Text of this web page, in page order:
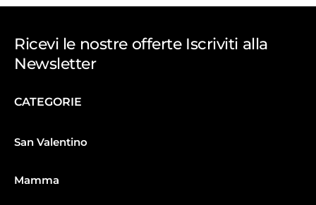
Ricevi le nostre offerte Iscriviti alla
Newsletter
CATEGORIE
San Valentino
Mamma